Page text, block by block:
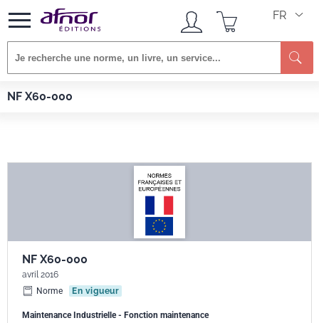
FR
NF X60-000
Afnor EDITIONS
NF X60-000
avril 2016
Norme
En vigueur
Maintenance Industrielle - Fonction maintenance